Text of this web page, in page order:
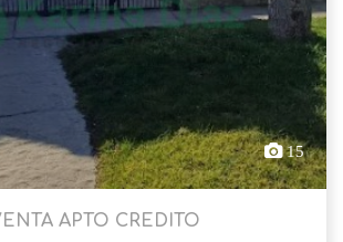
15
APTO CREDITO